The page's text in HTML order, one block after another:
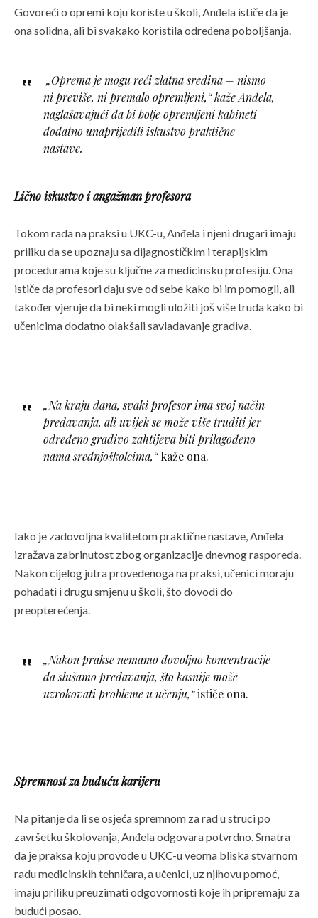
Govoreći o opremi koju koriste u školi, Anđela ističe da je
ona solidna, ali bi svakako koristila određena poboljšanja.
„Oprema je mogu reći zlatna sredina – nismo
ni previše, ni premalo opremljeni,“kaže Anđela,
naglašavajući da bi bolje opremljeni kabineti
dodatno unaprijedili iskustvo praktične
nastave.
Lično iskustvo i angažman profesora
Tokom rada na praksi u UKC-u, Anđela i njeni drugari imaju
priliku da se upoznaju sa dijagnostičkim i terapijskim
procedurama koje su ključne za medicinsku profesiju. Ona
ističe da profesori daju sve od sebe kako bi im pomogli, ali
također vjeruje da bi neki mogli uložiti još više truda kako bi
učenicima dodatno olakšali savladavanje gradiva.
„Na kraju dana, svaki profesor ima svoj način
predavanja, ali uvijek se može više truditi jer
određeno gradivo zahtijeva biti prilagođeno
nama srednjoškolcima,“kaže ona.
Iako je zadovoljna kvalitetom praktične nastave, Anđela
izražava zabrinutost zbog organizacije dnevnog rasporeda.
Nakon cijelog jutra provedenoga na praksi, učenici moraju
pohađati i drugu smjenu u školi, što dovodi do
preopterećenja.
„Nakon prakse nemamo dovoljno koncentracije
da slušamo predavanja, što kasnije može
uzrokovati probleme u učenju,“ističe ona.
Spremnost za buduću karijeru
Na pitanje da li se osjeća spremnom za rad u struci po
završetku školovanja, Anđela odgovara potvrdno. Smatra
da je praksa koju provode u UKC-u veoma bliska stvarnom
radu medicinskih tehničara, a učenici, uz njihovu pomoć,
imaju priliku preuzimati odgovornosti koje ih pripremaju za
budući posao.